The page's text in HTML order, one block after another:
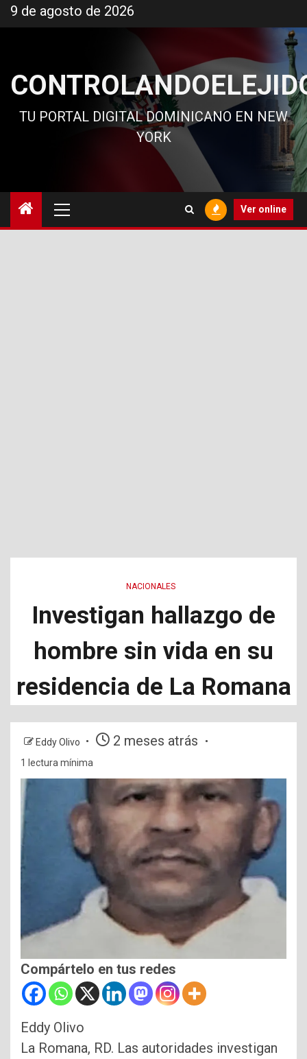
al
9 de agosto de 2026
TU PORTAL DIGITAL DOMINICANO EN NEW
YORK
principal
Ver online
NACIONALES
Investigan hallazgo de
hombre sin vida en su
residencia de La Romana
Eddy Olivo 2 meses atrás
1 lectura mínima
Compártelo en tus redes
Eddy Olivo
La Romana, RD. Las autoridades investigan